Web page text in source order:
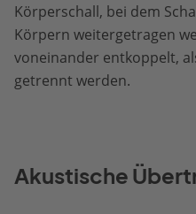
Körperschall, bei dem
Körpern weitergetragen
voneinander entkoppelt,
getrennt werden.
Akustische